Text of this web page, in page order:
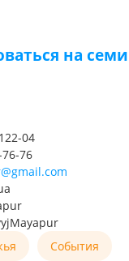
на
04
76
События